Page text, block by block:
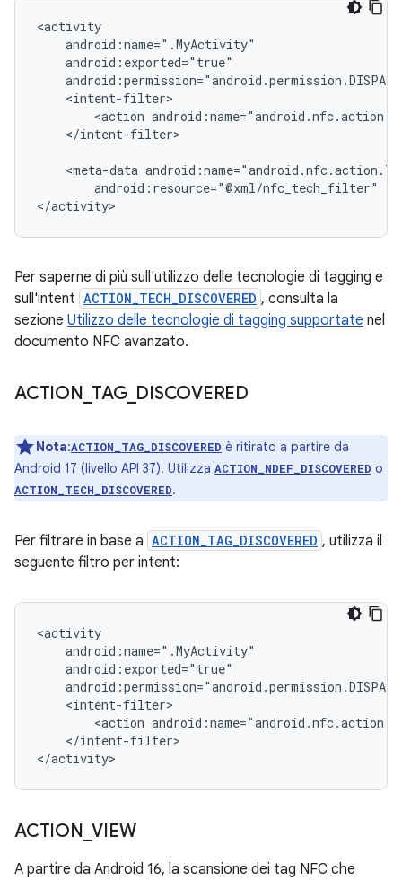
<action
</intent-filter>
<meta-data
android:resource="@xml/nfc_tech_filter"
</activity>
Per saperne di più sull'utilizzo delle tecnologie di tagging e
sull'intent ACTION_TECH_DISCOVERED , consulta la
sezione Utilizzo delle tecnologie di tagging supportate nel
documento NFC avanzato.
ACTION TAG_ DISCOVERED
Nota:ACTION_TAG_DISCOVERED è ritirato a partire da
Android 17 (livello API 37). Utilizza ACTION_NDEF_DISCOVERED o
ACTION_TECH_DISCOVERED.
Per filtrare in base a ACTION_TAG_DISCOVERED , utilizza il
seguente filtro per intent:
<action
</intent-filter>
</activity>
ACTION _VIEW
A partire da Android 16, la scansione dei tag NFC che